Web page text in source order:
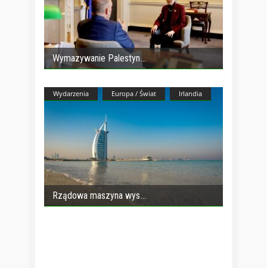
Wymazywanie Palestyn
Wydarzenia Europa / Świat Irlandia
Rządowa maszyna wys